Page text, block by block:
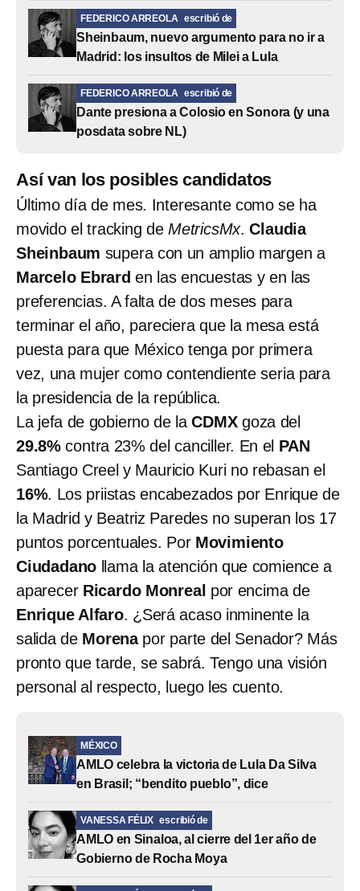
FEDERICO ARREOLA escribió de
Sheinbaum, nuevo argumento para no ir a
Madrid: los insultos de Milei a Lula
FEDERICO ARREOLA escribió de
Dante presiona a Colosio en Sonora (y una
posdata sobre NL)
Así van los posibles candidatos
Último día de mes. Interesante como se ha
movido el tracking deMetricsMx.Claudia
Sheinbaum supera con un amplio margen a
Marcelo Ebrard en las encuestas y en las
preferencias. A falta de dos meses para
terminar el año, pareciera que la mesa está
puesta para que México tenga por primera
vez, una mujer como contendiente seria para
la presidencia de la república.
La jefa de gobierno de laCDMXgoza del
29.8% contra 23% del canciller. En el PAN
Santiago Creel y Mauricio Kuri no rebasan el
16%. Los priistas encabezados por Enrique de
la Madrid y Beatriz Paredes no superan los 17
puntos porcentuales. Por Movimiento
Ciudadano llama la atención que comience a
aparecer Ricardo Monreal por encima de
Enrique Alfaro. ¿Será acaso inminente la
salida de Morena por parte del Senador? Más
pronto que tarde, se sabrá. Tengo una visión
personal al respecto, luego les cuento.
MÉXICO
AMLO celebra la victoria de Lula Da Silva
en Brasil; “bendito pueblo”, dice
VANESSA FÉLIX escribió de
AMLO en Sinaloa, al cierre del 1er año de
Gobierno de Rocha Moya